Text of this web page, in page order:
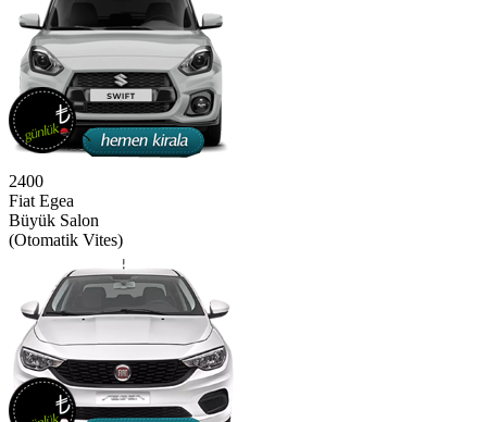
2400
Fiat Egea
Büyük Salon
(Otomatik Vites)